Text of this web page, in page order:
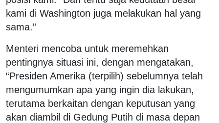
kami di Washington juga melakukan hal yang
sama.”
Menteri mencoba untuk meremehkan
pentingnya situasi ini, dengan mengatakan,
“Presiden Amerika (terpilih) sebelumnya telah
mengumumkan apa yang ingin dia lakukan,
terutama berkaitan dengan keputusan yang
akan diambil di Gedung Putih di masa depan